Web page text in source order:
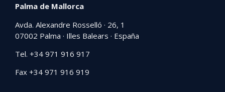
Palma de Mallorca
Avda. Alexandre Rosselló · 26, 1
07002 Palma · Illes Balears · España
Tel. +34 971 916 917
Fax +34 971 916 919